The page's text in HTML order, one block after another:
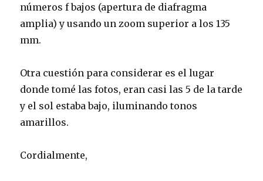
números f bajos (apertura de diafragma
amplia) y usando un zoom superior a los 135
mm.
Otra cuestión para considerar es el lugar
donde tomé las fotos, eran casi las 5 de la tarde
y el sol estaba bajo, iluminando tonos
amarillos.
Cordialmente,